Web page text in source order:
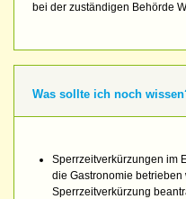
bei der zuständigen Behörde
Was sollte ich noch
Sperrzeitverkürzungen im
die Gastronomie betrieben
Sperrzeitverkürzung